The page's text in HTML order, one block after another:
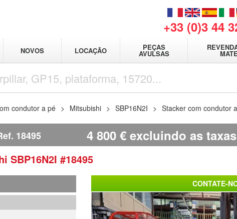
+33 (0)3 44
NOVOS LOCAÇÃO PEÇAS
AVULSAS
condutor a pé Mitsubishi SBP16N2I Stacker com condutor
18495 4 800 € excluindo as taxas
SBP16N2I #18495
CONTATE-